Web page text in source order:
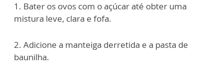
1. Bater os ovos com o açúcar até obter uma
mistura leve, clara e fofa.
2. Adicione a manteiga derretida e a pasta de
baunilha.